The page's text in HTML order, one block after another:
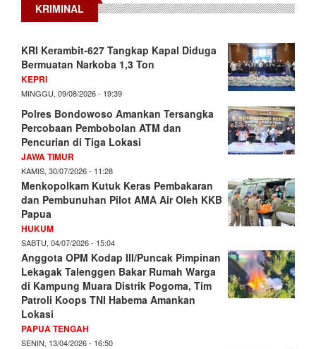
KRIMINAL
KRI Kerambit-627 Tangkap Kapal Diduga
Bermuatan Narkoba 1,3 Ton
KEPRI
MINGGU, 09/08/2026 - 19:39
Polres Bondowoso Amankan Tersangka
Percobaan Pembobolan ATM dan
Pencurian di Tiga Lokasi
JAWA TIMUR
KAMIS, 30/07/2026 - 11:28
Menkopolkam Kutuk Keras Pembakaran
dan Pembunuhan Pilot AMA Air Oleh KKB
Papua
HUKUM
SABTU, 04/07/2026 - 15:04
Anggota OPM Kodap III/Puncak Pimpinan
Lekagak Talenggen Bakar Rumah Warga
di Kampung Muara Distrik Pogoma, Tim
Patroli Koops TNI Habema Amankan
Lokasi
PAPUA TENGAH
SENIN, 13/04/2026 - 16:50